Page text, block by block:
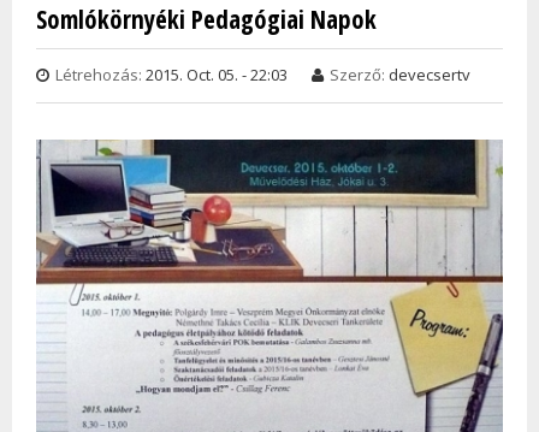
Somlókörnyéki Pedagógiai Napok
Létrehozás: 2015. Oct. 05. - 22:03 Szerző: devecsertv